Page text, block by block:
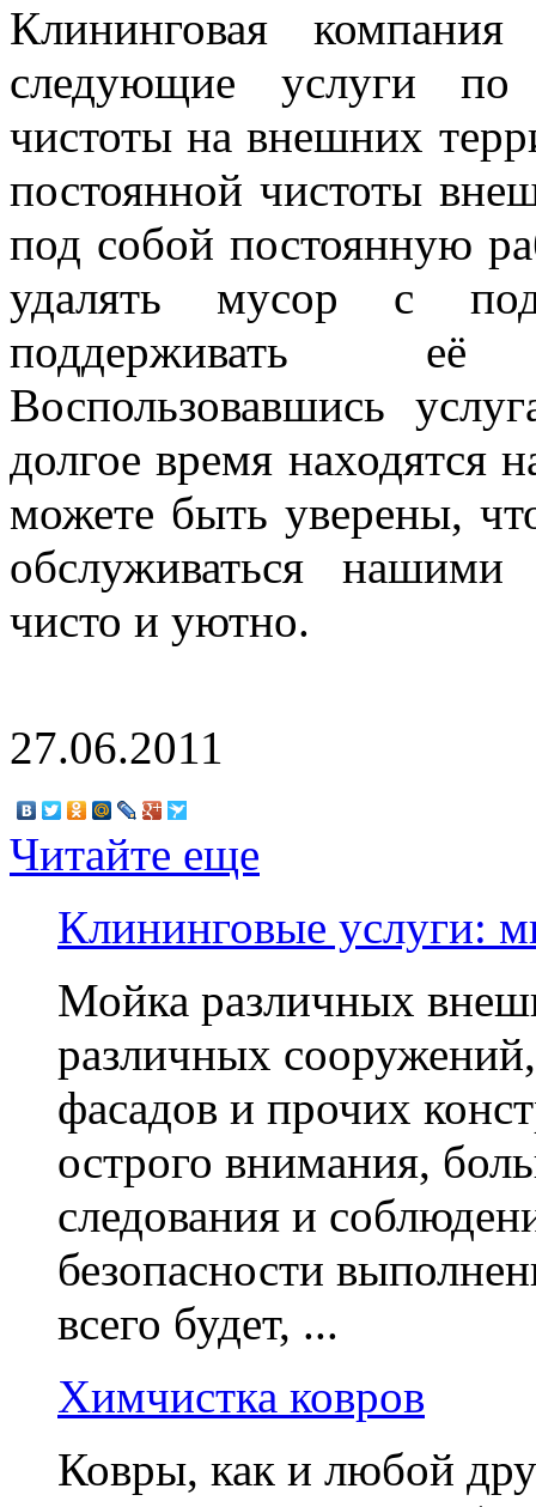
Клининговая
следующие услуги
чистоты на внешних
постоянной чистоты
под собой постоянную
удалять мусор с
поддерживать её
Воспользовавшись
долгое время находятся
можете быть уверены,
обслуживаться нашими
чисто и уютно.
27.06.2011
Читайте еще
Клининговые услуги:
Мойка различных
различных
фасадов и прочих
острого внимания,
следования и
безопасности
всего будет, ...
Химчистка ковров
Ковры, как и любой